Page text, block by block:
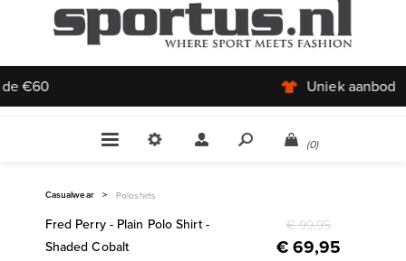
(0)
Casualwear > Poloshirts
Fred Perry - Plain Polo Shirt -
Shaded Cobalt
€ 99,95
€ 69,95